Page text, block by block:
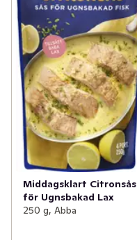
Middagsklart Citronsås
för Ugnsbakad Lax
250 g, Abba